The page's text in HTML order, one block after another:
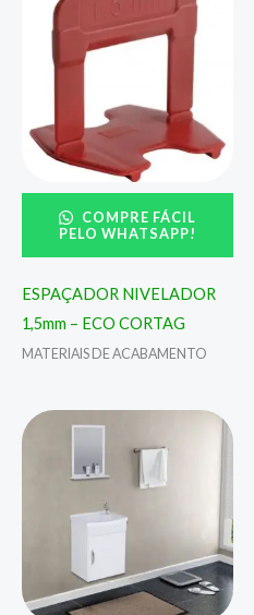
COMPRE FÁCIL
PELO WHATSAPP!
ESPAÇADOR NIVELADOR
1,5mm – ECO CORTAG
MATERIAIS DE ACABAMENTO